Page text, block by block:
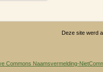
Deze site werd
Commons Naamsvermelding-